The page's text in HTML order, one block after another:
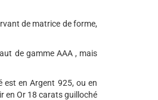
de matrice de forme,
de gamme AAA , mais
est en Argent 925, ou en
en Or 18 carats guilloché